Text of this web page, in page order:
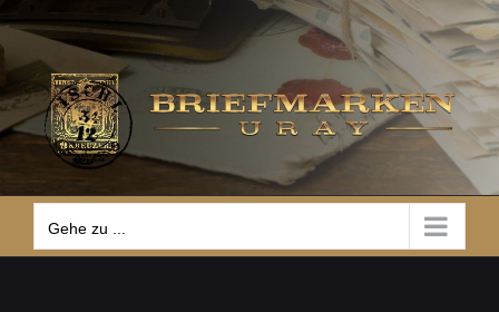
Zum
Inhalt
springen
Gehe zu ...
Gehe zu ...